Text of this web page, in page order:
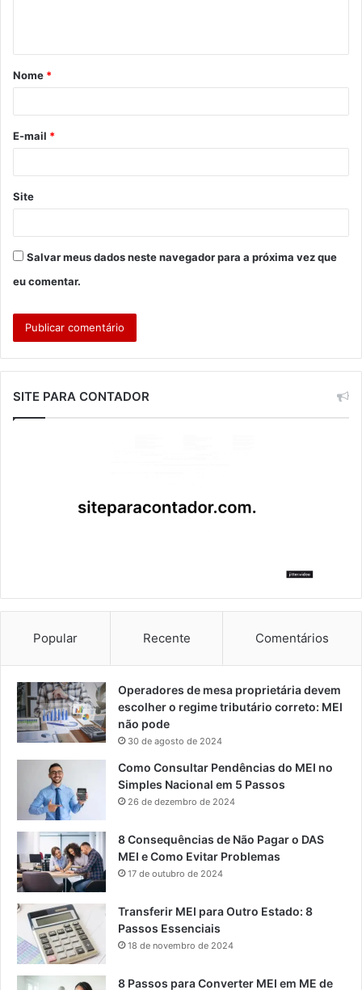
á
r
*
Nome *
E-mail *
Site
Salvar meus dados neste navegador para a próxima vez que
eu comentar.
SITE PARA CONTADOR
Popular Recente Comentários
Operadores de mesa proprietária devem
escolher o regime tributário correto: MEI
não pode
30 de agosto de 2024
Como Consultar Pendências do MEI no
Simples Nacional em 5 Passos
26 de dezembro de 2024
8 Consequências de Não Pagar o DAS
MEI e Como Evitar Problemas
17 de outubro de 2024
Transferir MEI para Outro Estado: 8
Passos Essenciais
18 de novembro de 2024
8 Passos para Converter MEI em ME de